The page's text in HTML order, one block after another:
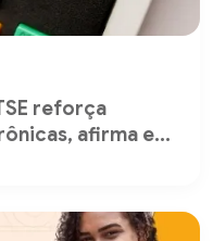
reforça
afirma e...